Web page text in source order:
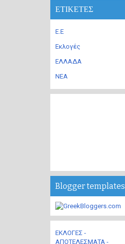
ΕΤΙΚΕΤΕΣ
Ε.Ε
Εκλογές
ΕΛΛΑΔΑ
ΝΕΑ
Blogger templates
ΕΚΛΟΓΕΣ -
ΑΠΟΤΕΛΕΣΜΑΤΑ -